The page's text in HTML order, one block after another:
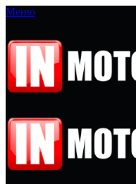
Меню